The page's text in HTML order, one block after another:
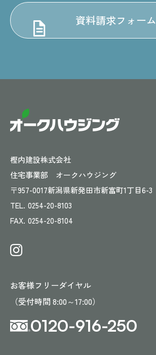
資料請求フォーム
樫内建設株式会社
住宅事業部 オークハウジング
〒957-0017新潟県新発田市新富町1丁目6-3
TEL. 0254-20-8103
FAX. 0254-20-8104
お客様フリーダイヤル
（受付時間 8:00～17:00）
0120-916-250